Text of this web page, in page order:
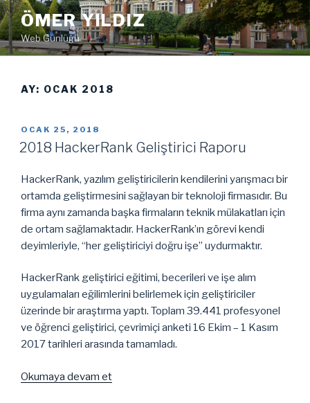
İçeriğe
geç ÖMER YILDIZ
Web Günlüğü
AY: OCAK 2018
YAYIM
TARIHI
OCAK 25, 2018
2018 HackerRank Geliştirici Raporu
HackerRank, yazılım geliştiricilerin kendilerini yarışmacı bir
ortamda geliştirmesini sağlayan bir teknoloji firmasıdır. Bu
firma aynı zamanda başka firmaların teknik mülakatları için
de ortam sağlamaktadır. HackerRank’ın görevi kendi
deyimleriyle, “her geliştiriciyi doğru işe” uydurmaktır.
HackerRank geliştirici eğitimi, becerileri ve işe alım
uygulamaları eğilimlerini belirlemek için geliştiriciler
üzerinde bir araştırma yaptı. Toplam 39.441 profesyonel
ve öğrenci geliştirici, çevrimiçi anketi 16 Ekim – 1 Kasım
2017 tarihleri arasında tamamladı.
Okumaya devam et“2018